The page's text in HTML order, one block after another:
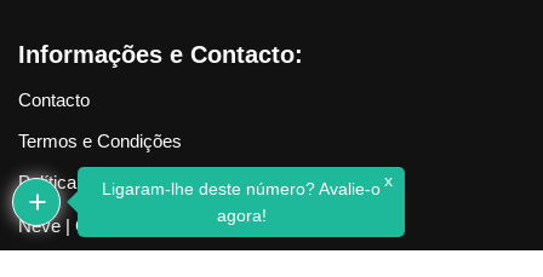
Informações e Contacto:
Contacto
Termos e Condições
Política de Privacidade
Neve| Criado com WordPress
Ligaram-lhe deste número? Avalie-o
agora!
x